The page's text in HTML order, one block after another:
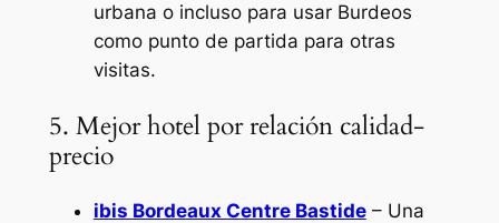
urbana o incluso para usar Burdeos
como punto de partida para otras
visitas.
5. Mejor hotel por relación calidad-
precio
ibis Bordeaux Centre Bastide– Una